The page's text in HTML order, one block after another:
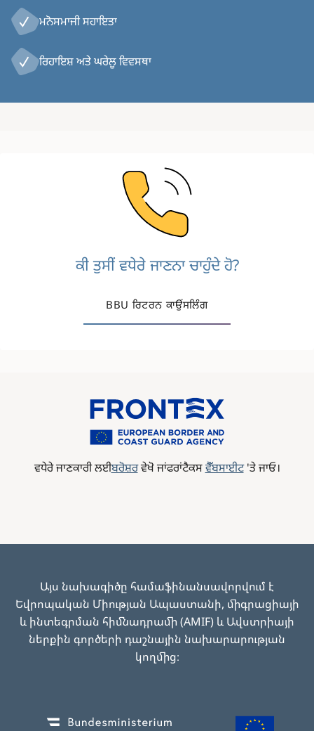
ਮਨੋਸਮਾਜੀ ਸਹਾਇਤਾ
ਰਿਹਾਇਸ਼ ਅਤੇ ਘਰੇਲੂ ਵਿਵਸਥਾ
ਕੀ ਤੁਸੀਂ ਵਧੇਰੇ ਜਾਣਨਾ ਚਾਹੁੰਦੇ ਹੋ?
BBU ਰਿਟਰਨ ਕਾਉਂਸਲਿੰਗ
ਵਧੇਰੇ ਜਾਣਕਾਰੀ ਲਈਬਰੋਸ਼ਰ ਵੇਖੋ ਜਾਂਫਰਾਂਟੈਕਸ ਵੈੱਬਸਾਈਟ'ਤੇ ਜਾਓ।
Այս նախագիծը համաֆինանսավորվում է
Եվրոպական Միության Ապաստանի, միգրացիայի
և ինտեգրման հիմնադրամի (AMIF) և Ավստրիայի
ներքին գործերի դաշնային նախարարության
կողմից։
Image Image